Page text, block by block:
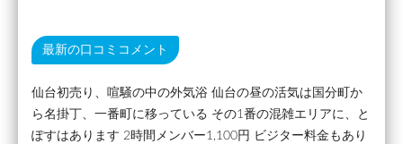
最新の口コミコメント
仙台初売り、喧騒の中の外気浴 仙台の昼の活気は国分町か
ら名掛丁、一番町に移っている その1番の混雑エリアに、と
ぽすはあります 2時間メンバー1,100円 ビジター料金もあり